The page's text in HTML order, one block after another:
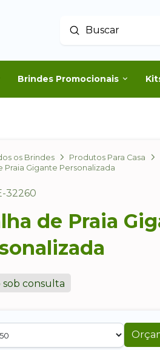
Buscar
Enviar
Brindes Promocionais
os Brindes
Produtos Para Casa
Praia Gigante Personalizada
32260
de Praia
sob consulta